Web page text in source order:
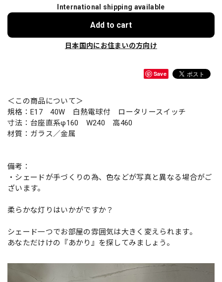
International shipping available
Add to cart
日本国内にお住まいの方向け
Save
＜この商品について＞
規格：E17 40W 白熱電球付 ロータリースイッチ
寸法：台座直系φ160 W240 高460
材質：ガラス／金属
備考：
・シェードが手づくりの為、色などが写真と異なる場合がご
ざいます。
柔らかな灯りはいかがですか？
シェード一つでお部屋の雰囲気は大きく変えられます。
あなただけけの『あかり』を探してみましょう。